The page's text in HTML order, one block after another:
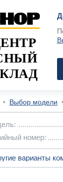
• Выбор модели
номер: